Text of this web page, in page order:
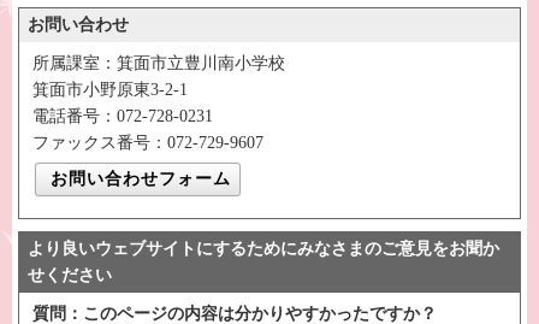
お問い合わせ
所属課室：箕面市立豊川南小学校
箕面市小野原東3-2-1
電話番号：072-728-0231
ファックス番号：072-729-9607
より良いウェブサイトにするためにみなさまのご意見をお聞か
せください
質問：このページの内容は分かりやすかったですか？